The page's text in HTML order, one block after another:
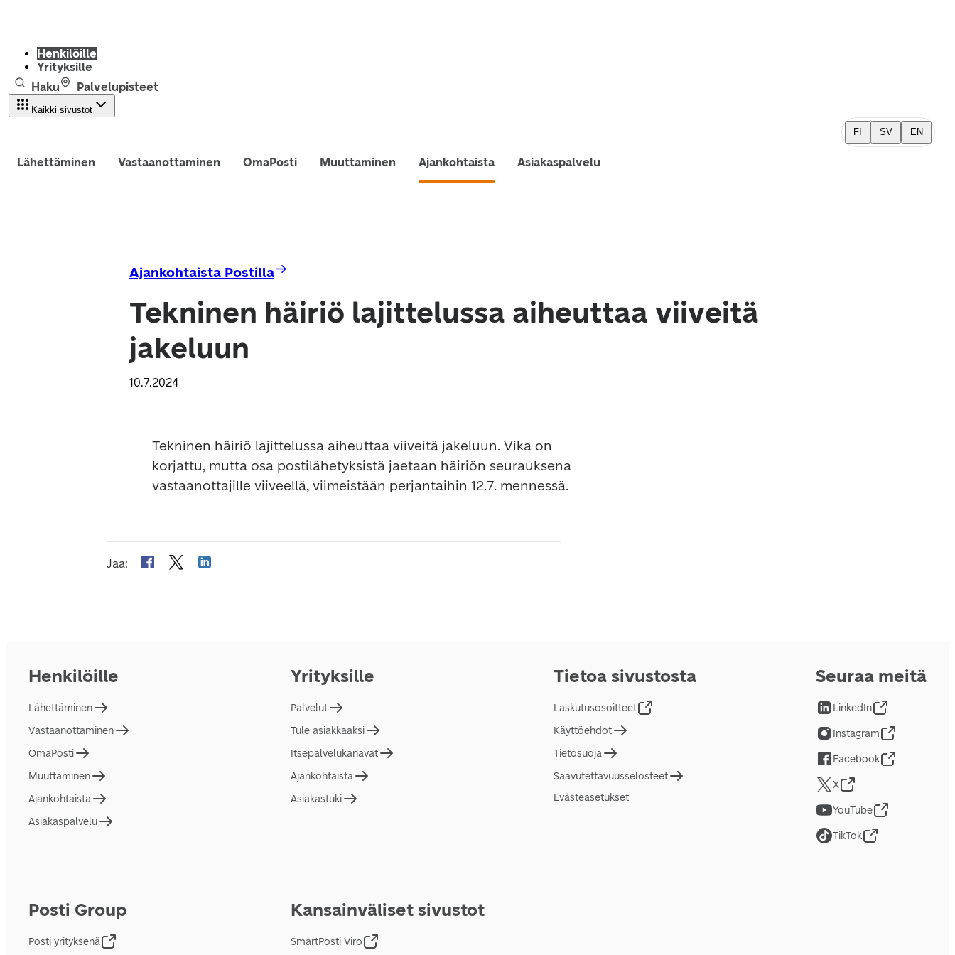
Henkilöille
Yrityksille
Haku
Palvelupisteet
Kaikki sivustot
FI SV EN
Lähettäminen Vastaanottaminen OmaPosti Muuttaminen Ajankohtaista Asiakaspalvelu
Ajankohtaista Postilla
Tekninen häiriö lajittelussa aiheuttaa viiveitä
jakeluun
10.7.2024
Tekninen häiriö lajittelussa aiheuttaa viiveitä jakeluun. Vika on
korjattu, mutta osa postilähetyksistä jaetaan häiriön seurauksena
vastaanottajille viiveellä, viimeistään perjantaihin 12.7. mennessä.
Jaa:
Henkilöille
Lähettäminen
Vastaanottaminen
OmaPosti
Muuttaminen
Ajankohtaista
Asiakaspalvelu
Yrityksille
Palvelut
Tule asiakkaaksi
Itsepalvelukanavat
Ajankohtaista
Asiakastuki
Tietoa sivustosta
Laskutusosoitteet
Käyttöehdot
Tietosuoja
Saavutettavuusselosteet
Evästeasetukset
Posti Group
Posti yrityksenä
Kansainväliset sivustot
SmartPosti Viro
Seuraa meitä
LinkedIn
Instagram
Facebook
X
YouTube
TikTok